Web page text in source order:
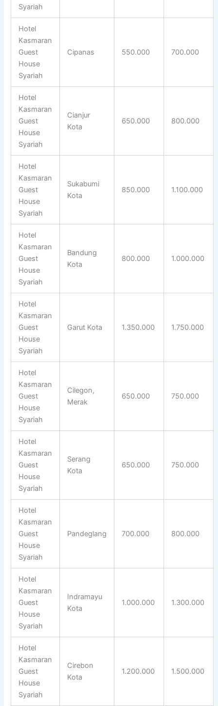
Syariah
Hotel
Kasmaran
Guest
House
Syariah
Cipanas 550.000 700.000
Hotel
Kasmaran
Guest
House
Syariah
Cianjur
Kota
650.000 800.000
Hotel
Kasmaran
Guest
House
Syariah
Sukabumi
Kota
850.000 1.100.000
Hotel
Kasmaran
Guest
House
Syariah
Bandung
Kota
800.000 1.000.000
Hotel
Kasmaran
Guest
House
Syariah
Garut Kota 1.350.000 1.750.000
Hotel
Kasmaran
Guest
House
Syariah
Cilegon,
Merak
650.000 750.000
Hotel
Kasmaran
Guest
House
Syariah
Serang
Kota
650.000 750.000
Hotel
Kasmaran
Guest
House
Syariah
Pandeglang 700.000 800.000
Hotel
Kasmaran
Guest
House
Syariah
Indramayu
Kota
1.000.000 1.300.000
Hotel
Kasmaran
Guest
House
Syariah
Cirebon
Kota
1.200.000 1.500.000